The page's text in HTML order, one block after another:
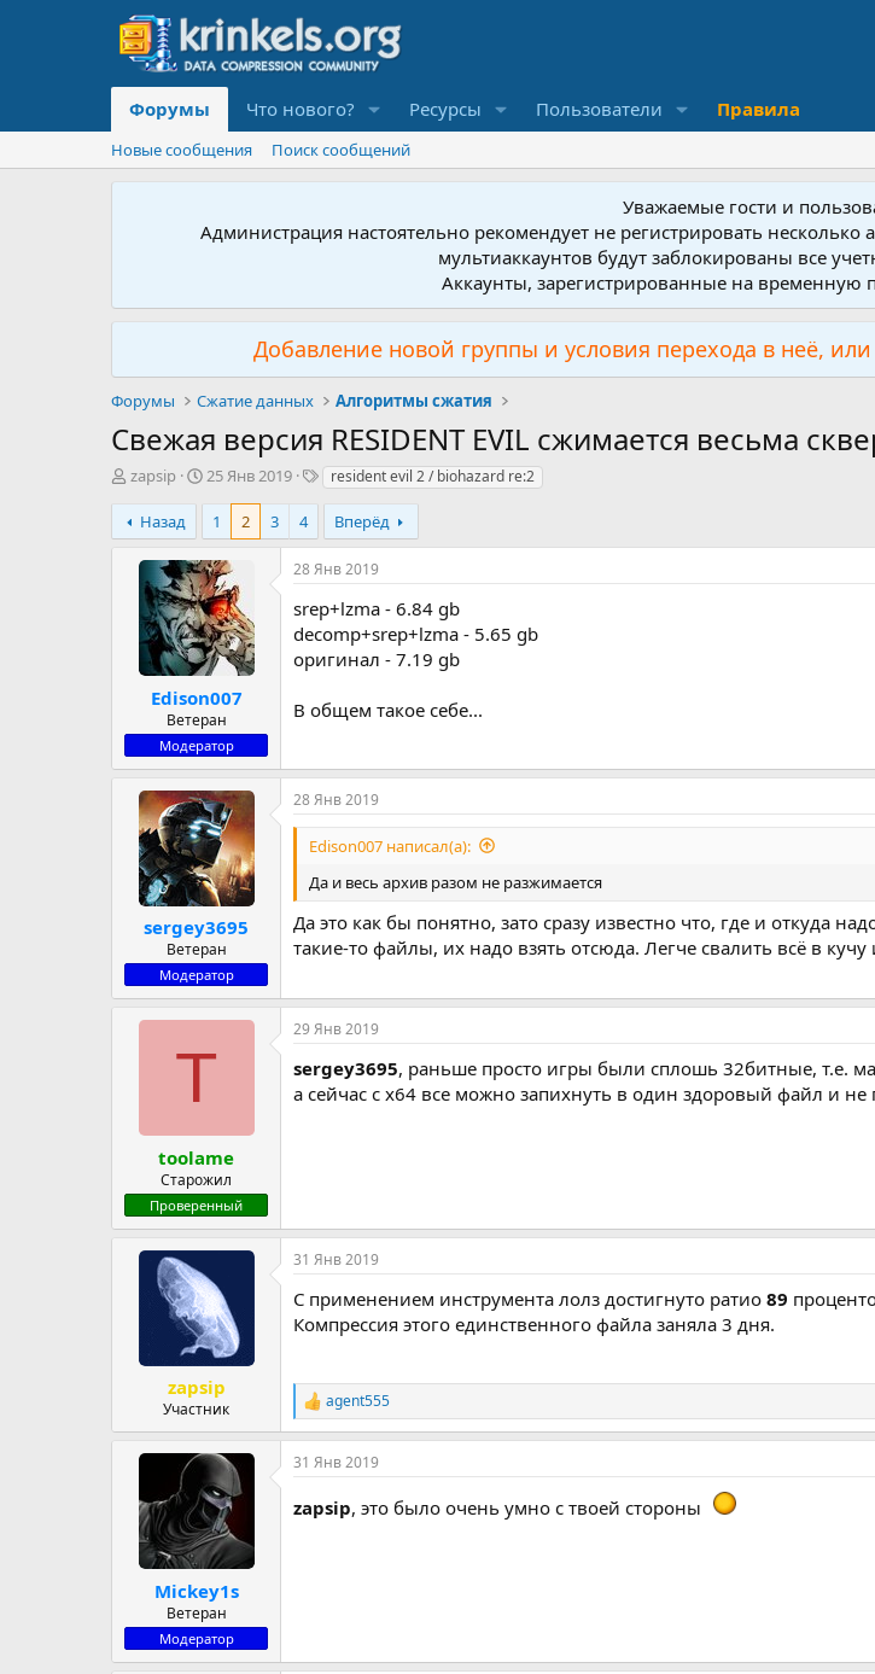
Форумы Что нового? Ресурсы Пользователи Правила
Новые сообщения Поиск сообщений
Уважаемые гости и
Администрация настоятельно рекомендует не регистрировать
мультиаккаунтов будут заблокированы все
Аккаунты, зарегистрированные на временную
Добавление новой группы и условия перехода в неё,
Форумы Сжатие данных Алгоритмы сжатия
Свежая версия RESIDENT EVIL сжимается весьма
А
т
о
ы
zapsip
Д
а
н
а
ч
а
л
а
25 Янв 2019
Т
и
resident evil 2 / biohazard re:2
Назад 1 2 3 4 Вперёд
Edison007
Ветеран
Модератор
28 Янв 2019
srep+lzma - 6.84 gb
decomp+srep+lzma - 5.65 gb
оригинал - 7.19 gb
В общем такое себе...
sergey3695
Ветеран
Модератор
28 Янв 2019
Edison007 написал(а):
Да и весь архив разом не разжимается
Да это как бы понятно, зато сразу известно что, где и откуда
такие-то файлы, их надо взять отсюда. Легче свалить всё в
T
toolame
Старожил
Проверенный
29 Янв 2019
sergey3695, раньше просто игры были сплошь 32битные, т.е.
а сейчас с x64 все можно запихнуть в один здоровый файл и не
zapsip
Участник
31 Янв 2019
С применением инструмента лолз достигнуто ратио 89
Компрессия этого единственного файла заняла 3 дня.
Р
е
а
к
и
agent555
Mickey1s
Ветеран
Модератор
31 Янв 2019
zapsip, это было очень умно с твоей стороны